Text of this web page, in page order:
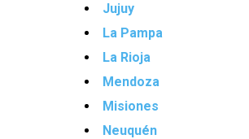
Jujuy
La Pampa
La Rioja
Mendoza
Misiones
Neuquén